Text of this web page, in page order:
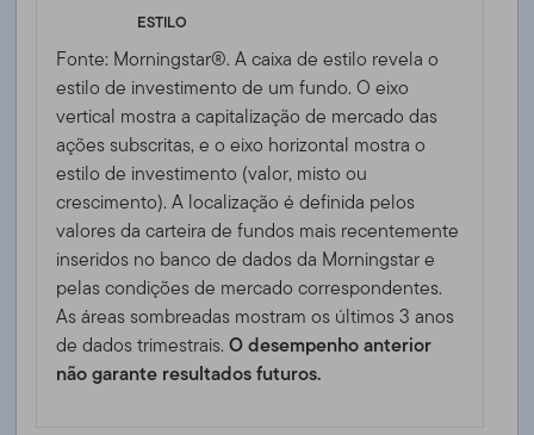
ESTILO
Fonte: Morningstar®. A caixa de estilo revela o
estilo de investimento de um fundo. O eixo
vertical mostra a capitalização de mercado das
ações subscritas, e o eixo horizontal mostra o
estilo de investimento (valor, misto ou
crescimento). A localização é definida pelos
valores da carteira de fundos mais recentemente
inseridos no banco de dados da Morningstar e
pelas condições de mercado correspondentes.
As áreas sombreadas mostram os últimos 3 anos
de dados trimestrais.O desempenho anterior
não garante resultados futuros.